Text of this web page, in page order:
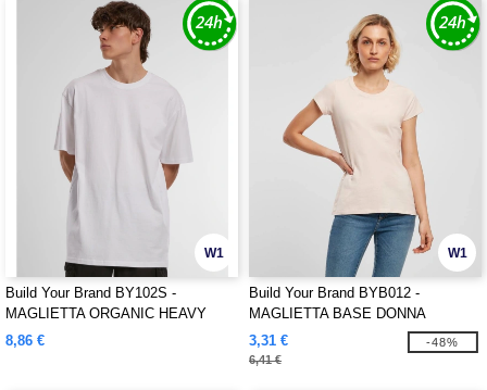
W1
Build Your Brand BY102S -
MAGLIETTA ORGANIC HEAVY
OVERSIZE
8,86 €
W1
Build Your Brand BYB012 -
MAGLIETTA BASE DONNA
3,31 €
6,41 €
-48%